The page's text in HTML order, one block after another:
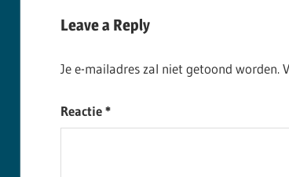
Leave a Reply
Je e-mailadres zal niet getoond worden.
Reactie*